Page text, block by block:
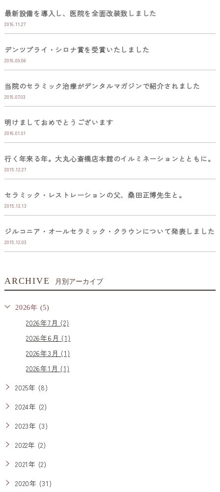
最新設備を導入し、医院を全面改装致しました
2016.11.27
デンツプライ・シロナ賞を受賞いたしました
2016.09.08
当院のセラミック治療がデンタルマガジンで紹介されました
2016.07.03
明けましておめでとうございます
2016.01.01
行く年来る年。大丸心斎橋店本館のイルミネーションとともに。
2015.12.27
セラミック・レストレーションの父、桑田正博先生と。
2015.12.13
ジルコニア・オールセラミック・クラウンについて発表しました
2015.12.03
ARCHIVE 月別アーカイブ
2026年 (5)
2026年7月 (2)
2026年6月 (1)
2026年3月 (1)
2026年1月 (1)
2025年 (8)
2024年 (2)
2023年 (3)
2022年 (2)
2021年 (2)
2020年 (31)